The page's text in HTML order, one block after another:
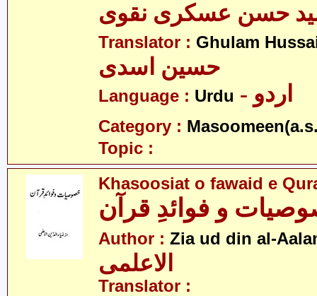
حسن عسکری نقوی
Translator : Ghulam
حسین اسدی
Language : Urdu - اردو
Category :
Topic :
Khasoosiat o fawaid e
و فوائدِ قرآن
Author : Zia ud din al-
الاعلمی
Translator :